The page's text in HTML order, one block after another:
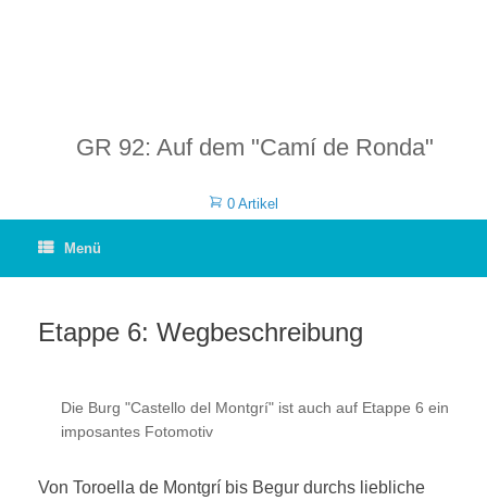
GR 92: Auf dem "Camí de Ronda"
0 Artikel
Menü
Etappe 6: Wegbeschreibung
Die Burg "Castello del Montgrí" ist auch auf Etappe 6 ein
imposantes Fotomotiv
Von Toroella de Montgrí bis Begur durchs liebliche